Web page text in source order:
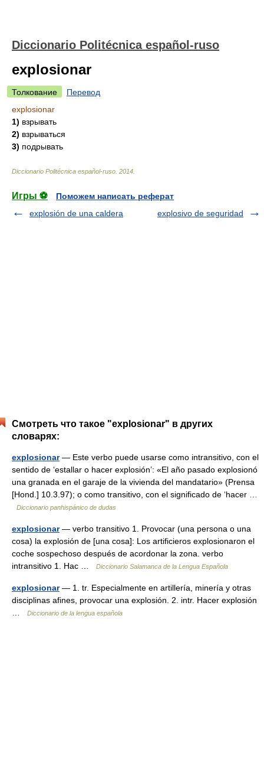
Diccionario Politécnica español-ruso
explosionar
Толкование
Перевод
explosionar
1) взрывать
2) взрываться
3) подрывать
Diccionario Politécnica español-ruso 2014
Игры ⚽
Поможем написать реферат
explosión de una caldera
explosivo de seguridad
Смотреть что такое "explosionar" в других
словарях:
explosionar— Este verbo puede usarse como intransitivo, con el
sentido de ‘estallar o hacer explosión’: «El año pasado explosionó
una granada en el garaje de la vivienda del mandatario» (Prensa
[Hond.] 10.3.97); o como transitivo, con el significado de ‘hacer …
Diccionario panhispánico de dudas
explosionar— verbo transitivo 1. Provocar (una persona o una
cosa) la explosión de [una cosa]: Los artificieros explosionaron el
coche sospechoso después de acordonar la zona. verbo
intransitivo 1. Hac …
Diccionario Salamanca de la Lengua Española
explosionar— 1. tr. Especialmente en artillería, minería y otras
disciplinas afines, provocar una explosión. 2. intr. Hacer explosión
Diccionario de la lengua española